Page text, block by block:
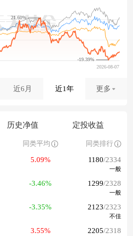
-19.39%
21.60%
近6月 近1年 更多
历史净值 定投收益
同类平均 同类排行
5.09% 1180/2334
一般
-3.46% 1299/2328
一般
-3.35% 2123/2323
不佳
3.55% 2205/2318